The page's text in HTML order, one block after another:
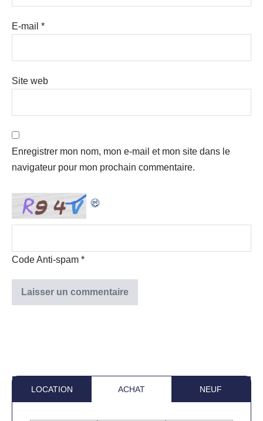
E-mail *
Site web
Enregistrer mon nom, mon e-mail et mon site dans le
navigateur pour mon prochain commentaire.
Code Anti-spam *
LOCATION ACHAT NEUF